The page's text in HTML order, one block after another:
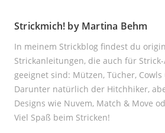
Strickmich! by Martina Behm
In meinem Strickblog findest du
Strickanleitungen, die auch für
geeignet sind: Mützen, Tücher,
Darunter natürlich der Hitchhiker,
Designs wie Nuvem, Match & Move
Viel Spaß beim Stricken!